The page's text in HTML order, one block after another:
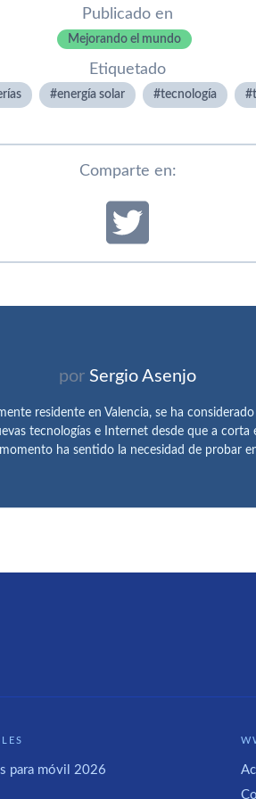
Publicado en
Mejorando el mundo
Etiquetado
energí­a solar tecnologí­a
Comparte en:
por Sergio Asenjo
residente en Valencia, se ha
tecnologías e Internet desde que a corta
ha sentido la necesidad de probar
para móvil 2026